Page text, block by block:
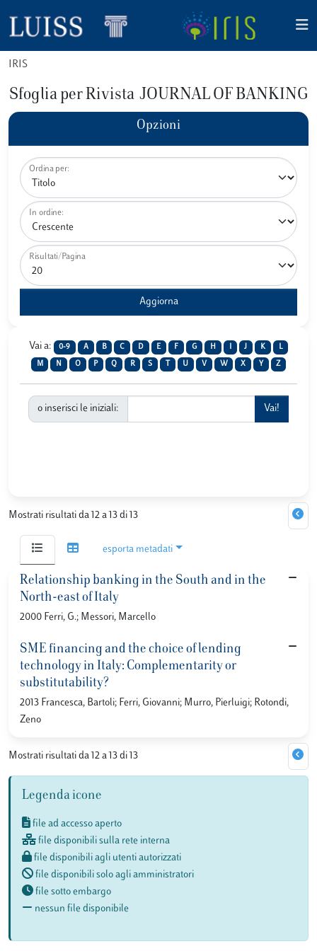
IRIS
Sfoglia per Rivista JOURNAL OF BANKING
Opzioni
Ordina per:
In ordine:
Risultati/Pagina
Vai a: 0-9 A B C D E F G H J K L
M N O P Q R S U V W X Y Z
o inserisci le iniziali:
Mostrati risultati da 12 a 13 di 13
esporta metadati
Relationship banking in the South and in the
North-east of Italy
2000 Ferri, G.; Messori, Marcello
SME financing and the choice of lending
technology in Italy: Complementarity or
substitutability?
2013 Francesca, Bartoli; Ferri, Giovanni; Murro, Pierluigi; Rotondi,
Zeno
Mostrati risultati da 12 a 13 di 13
Legenda icone
file ad accesso aperto
file disponibili sulla rete interna
file disponibili agli utenti autorizzati
file disponibili solo agli amministratori
file sotto embargo
nessun file disponibile